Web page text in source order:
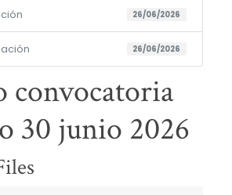
26/06/2026
26/06/2026
convocatoria
30 junio 2026